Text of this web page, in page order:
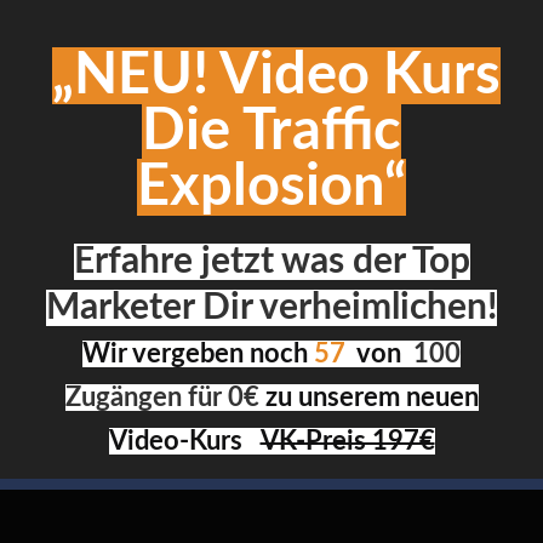
„NEU! Video Kurs
Die Traffic
Explosion“
Erfahre jetzt was der Top
Marketer Dir verheimlichen!
Wir vergeben noch 57 von 100
Zugängen für 0€zu unserem neuen
Video-KursVK-Preis 197€